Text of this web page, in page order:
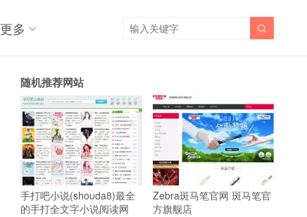
更多 
随机推荐网站
手打吧小说(shouda8)最全
的手打全文字小说阅读网
Zebra斑马笔官网 斑马笔官
方旗舰店